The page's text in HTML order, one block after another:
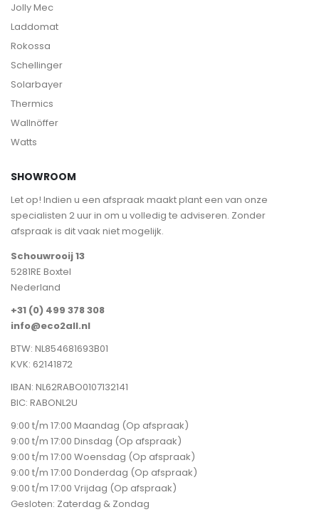
Jolly Mec
Laddomat
Rokossa
Schellinger
Solarbayer
Thermics
Wallnöffer
Watts
SHOWROOM
Let op! Indien u een afspraak maakt plant een van onze
specialisten 2 uur in om u volledig te adviseren. Zonder
afspraak is dit vaak niet mogelijk.
Schouwrooij 13
5281RE Boxtel
Nederland
+31 (0) 499 378 308
info@eco2all.nl
BTW: NL854681693B01
KVK: 62141872
IBAN: NL62RABO0107132141
BIC: RABONL2U
9:00 t/m 17:00 Maandag (Op afspraak)
9:00 t/m 17:00 Dinsdag (Op afspraak)
9:00 t/m 17:00 Woensdag (Op afspraak)
9:00 t/m 17:00 Donderdag (Op afspraak)
9:00 t/m 17:00 Vrijdag (Op afspraak)
Gesloten: Zaterdag & Zondag